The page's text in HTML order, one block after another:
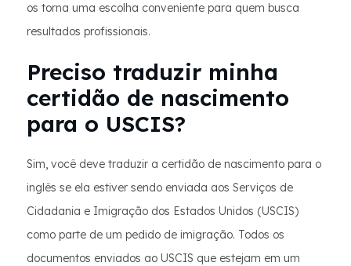
os torna uma escolha conveniente para quem busca
resultados profissionais.
Preciso traduzir minha
certidão de nascimento
para o USCIS?
Sim, você deve traduzir a certidão de nascimento para o
inglês se ela estiver sendo enviada aos Serviços de
Cidadania e Imigração dos Estados Unidos (USCIS)
como parte de um pedido de imigração. Todos os
documentos enviados ao USCIS que estejam em um